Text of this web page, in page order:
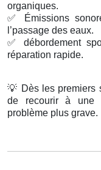
organiques.
✅
Émissions
l’passage des eaux.
✅
débordement
réparation rapide.
💡 Dès les premiers
de recourir à une
problème plus grave.